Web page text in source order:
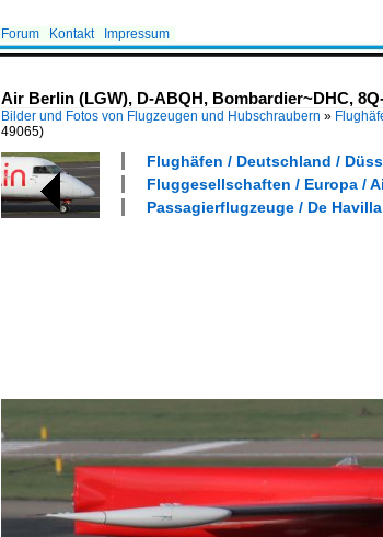
Forum Kontakt Impressum
Air Berlin (LGW), D-ABQH, Bombardier~DHC,
Bilder und Fotos von Flugzeugen und Hubschraubern »
49065)
Flughäfen / Deutschland /
Fluggesellschaften / Europa /
Passagierflugzeuge / De